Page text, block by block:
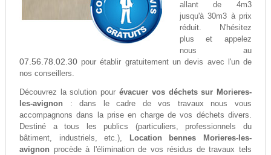
allant de 4m3
jusqu'à 30m3 à prix
réduit. N'hésitez
plus et appelez
nous au
07.56.78.02.30pour établir gratuitement un devis avec l'un de
nos conseillers.
Découvrez la solution pour évacuer vos déchets sur Morieres-
les-avignon : dans le cadre de vos travaux nous vous
accompagnons dans la prise en charge de vos déchets divers.
Destiné a tous les publics (particuliers, professionnels du
bâtiment, industriels, etc.),
Location bennes Morieres-les-
avignon procède à l'élimination de vos résidus de travaux tels